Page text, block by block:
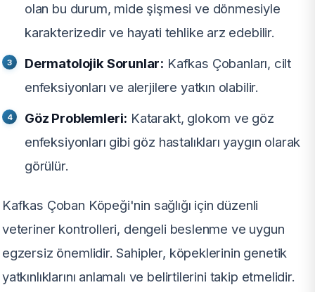
olan bu durum, mide şişmesi ve dönmesiyle
karakterizedir ve hayati tehlike arz edebilir.
Dermatolojik Sorunlar: Kafkas Çobanları, cilt
enfeksiyonları ve alerjilere yatkın olabilir.
Göz Problemleri: Katarakt, glokom ve göz
enfeksiyonları gibi göz hastalıkları yaygın olarak
görülür.
Kafkas Çoban Köpeği'nin sağlığı için düzenli
veteriner kontrolleri, dengeli beslenme ve uygun
egzersiz önemlidir. Sahipler, köpeklerinin genetik
yatkınlıklarını anlamalı ve belirtilerini takip etmelidir.